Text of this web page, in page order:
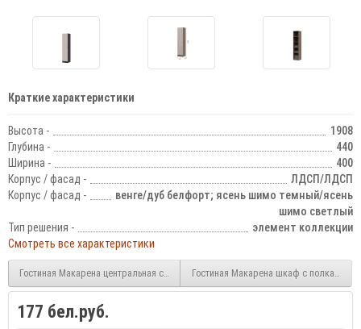
Краткие характеристики
Высота -
1908
Глубина -
440
Ширина -
400
Корпус / фасад -
ЛДСП/ЛДСП
Корпус / фасад -
венге/дуб белфорт; ясень шимо темный/ясень
шимо светлый
Тип решения -
элемент коллекции
Смотреть все характеристики
Гостиная Макарена центральная секция Гостиная Макарена шкаф с полками
177 бел.руб.